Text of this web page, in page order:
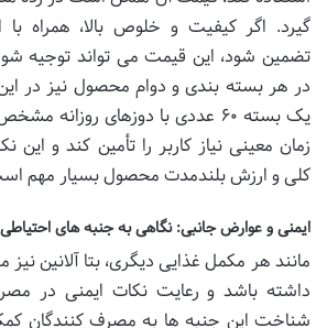
گیرد. اگر کیفیت و خلوص بالا، همراه با
تضمین شود، این قیمت می تواند توجیه
در هر بسته بندی و دوام محصول نیز در این
یک بسته ۶۰ عددی با دوزهای
زمان معینی نیاز کاربر را تأمین کند و این
کلی و ارزش بلندمدت محصول بسیار مهم
ایمنی و عوارض جانبی: نگاهی به جنبه های احتیاطی
مانند هر مکمل غذایی دیگری، بتا آلانین
داشته باشد و رعایت نکات ایمنی در
شناخت این جنبه ها به مصرف کنندگان